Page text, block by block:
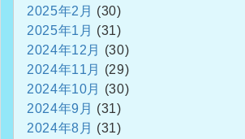
2025年2月 (30)
2025年1月 (31)
2024年12月
(30)
2024年11月
(29)
2024年10月
(30)
2024年9月 (31)
2024年8月 (31)